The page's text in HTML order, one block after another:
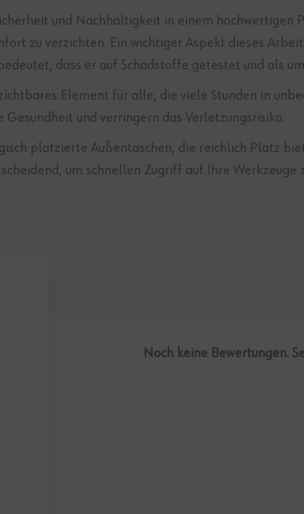
und Nachhaltigkeit in einem hochwertigen
zu verzichten. Ein wichtiger Aspekt dieses
dass er auf Schadstoffe getestet und als
Element für alle, die viele Stunden in
Gesundheit und verringern das Verletzungsrisiko.
platzierte Außentaschen, die reichlich Platz
um schnellen Zugriff auf Ihre
Noch keine Bewertungen.